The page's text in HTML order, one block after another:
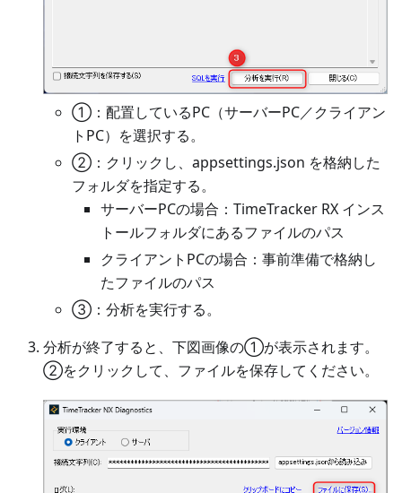
①：配置しているPC（サーバーPC／クライアン
トPC）を選択する。
②：クリックし、appsettings.json を格納した
フォルダを指定する。
サーバーPCの場合：TimeTracker RX インス
トールフォルダにあるファイルのパス
クライアントPCの場合：事前準備で格納し
たファイルのパス
③：分析を実行する。
分析が終了すると、下図画像の①が表示されます。
②をクリックして、ファイルを保存してください。